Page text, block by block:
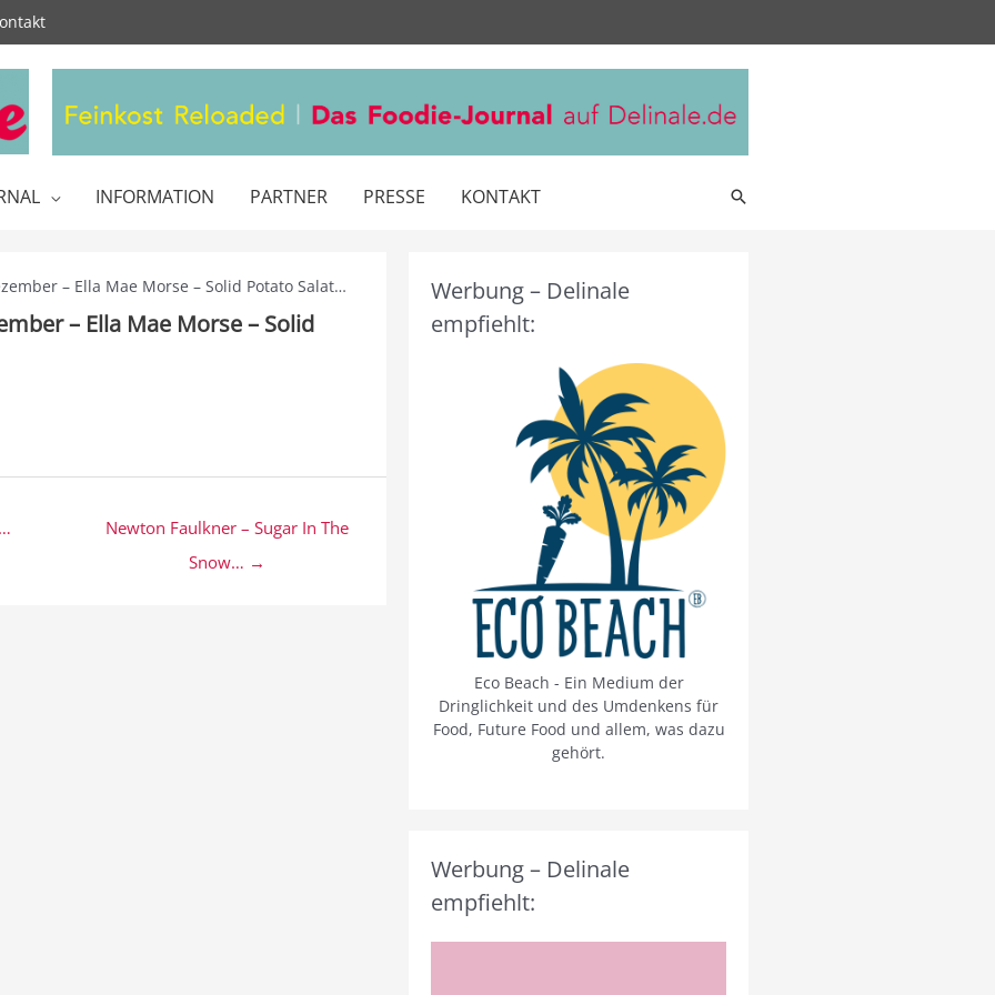
INFORMATION PARTNER PRESSE KONTAKT Suche
– Ella Mae Morse – Solid Potato Salat…
– Ella Mae Morse – Solid
Newton Faulkner – Sugar In The
Snow… →
Werbung – Delinale
empfiehlt:
Eco Beach - Ein Medium der
Dringlichkeit und des Umdenkens für
Food, Future Food und allem, was dazu
gehört.
Werbung – Delinale
empfiehlt: